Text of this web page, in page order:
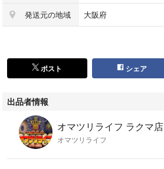
発送元の地域 大阪府
ポスト シェア
出品者情報
オマツリライフ ラクマ店
オマツリライフ